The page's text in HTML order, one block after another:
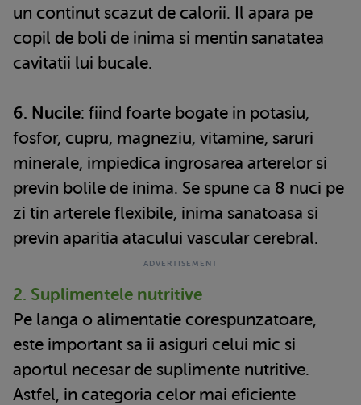
un continut scazut de calorii. Il apara pe
copil de boli de inima si mentin sanatatea
cavitatii lui bucale.
6. Nucile: fiind foarte bogate in potasiu,
fosfor, cupru, magneziu, vitamine, saruri
minerale, impiedica ingrosarea arterelor si
previn bolile de inima. Se spune ca 8 nuci pe
zi tin arterele flexibile, inima sanatoasa si
previn aparitia atacului vascular cerebral.
2. Suplimentele nutritive
Pe langa o alimentatie corespunzatoare,
este important sa ii asiguri celui mic si
aportul necesar de suplimente nutritive.
Astfel, in categoria celor mai eficiente